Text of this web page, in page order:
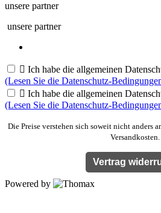
unsere partner
unsere partner
 Ich habe die allgemeinen
(Lesen Sie die Datenschutz-
 Ich habe die allgemeinen
(Lesen Sie die Datenschutz-
Die Preise verstehen sich soweit nicht anders
Versandkosten.
Vertrag
Powered by